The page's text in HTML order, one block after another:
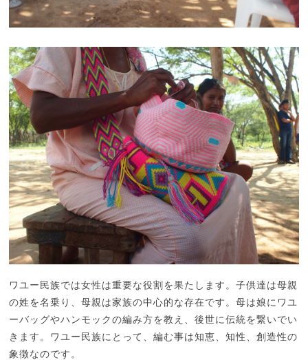
ワユー民族では女性は重要な役割を果たします。子供達は母親
の姓を名乗り、母親は家族の中心的な存在です。母は娘にワユ
ーバッグやハンモックの編み方を教え、後世に伝統を繋いでい
きます。ワユー民族にとって、編む事は知恵、知性、創造性の
象徴なのです。